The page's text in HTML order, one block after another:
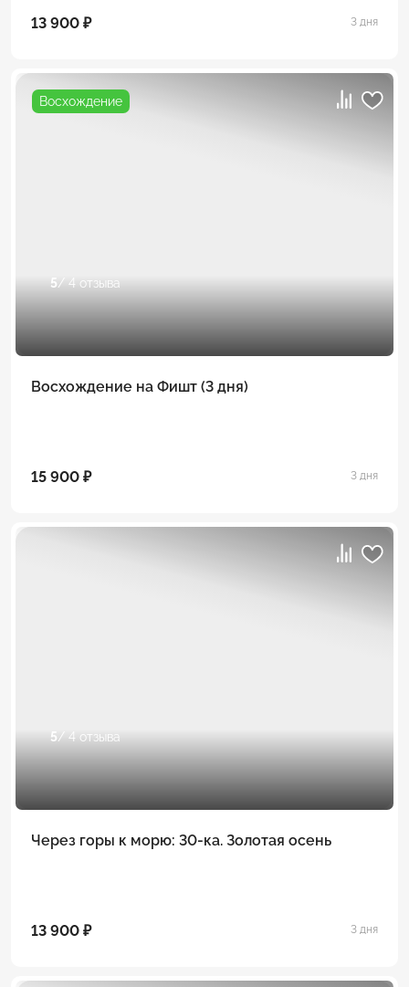
13 900 ₽ 3 дня
Восхождение
5/ 4 отзыва
Восхождение на Фишт (3 дня)
15 900 ₽ 3 дня
5/ 4 отзыва
Через горы к морю: 30-ка. Золотая осень
13 900 ₽ 3 дня